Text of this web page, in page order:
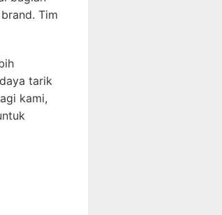
Tim
tarik
kami,